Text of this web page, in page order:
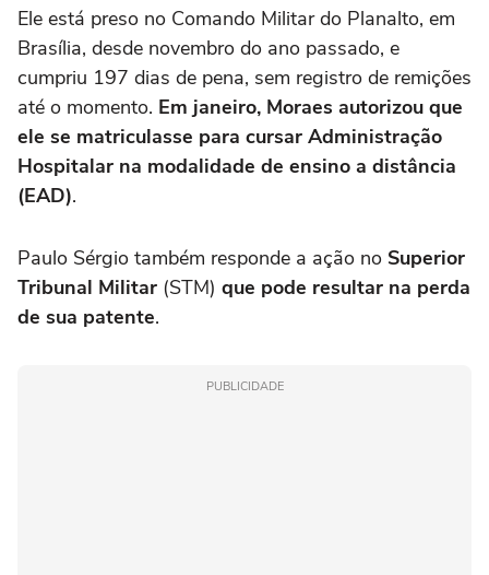
Ele está preso no Comando Militar do Planalto, em
Brasília, desde novembro do ano passado, e
cumpriu 197 dias de pena, sem registro de remições
até o momento. Em janeiro, Moraes autorizou que
ele se matriculasse para cursar Administração
Hospitalar na modalidade de ensino a distância
(EAD).
Paulo Sérgio também responde a ação no Superior
Tribunal Militar (STM) que pode resultar na perda
de sua patente.
PUBLICIDADE